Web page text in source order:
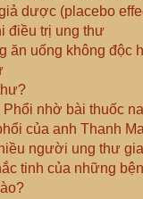
dược (placebo
điều trị ung thư
ăn uống không độc
nhờ bài thuốc
của anh Thanh
người ung thư
tinh của những